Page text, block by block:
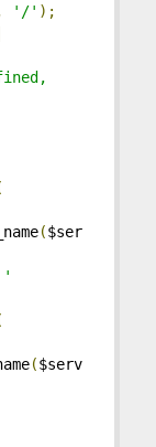
'/' );
($ser
'
($serv